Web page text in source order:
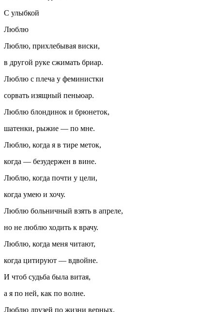
С улыбкой
Люблю
Люблю, прихлебывая виски,
в другой руке сжимать бриар.
Люблю с плеча у феминистки
сорвать изящный пеньюар.
Люблю блондинок и брюнеток,
шатенки, рыжие — по мне.
Люблю, когда я в тире меток,
когда — безудержен в вине.
Люблю, когда почти у цели,
когда умею и хочу.
Люблю больничный взять в апреле,
но не люблю ходить к врачу.
Люблю, когда меня читают,
когда цитируют — вдвойне.
И чтоб судьба была витая,
а я по ней, как по волне.
Люблю друзей по жизни верных,